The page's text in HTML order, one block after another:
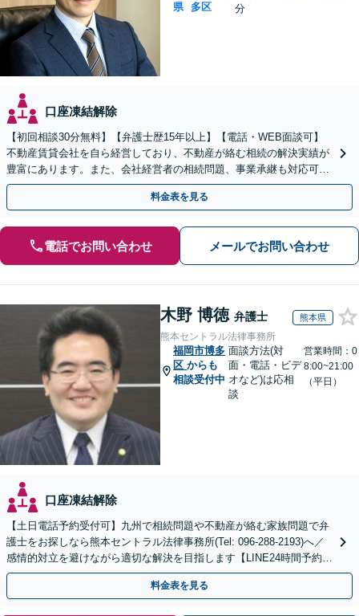
県
多区
分
口座凍結解除
【初回相談30分無料】【弁護士歴15年以上】【電話・WEB面談可】
不動産賃貸会社を自ら経営しており、不動産が絡む相続の解決実績が
豊富にあります。また、会社経営者の相続問題、事業承継も対応可能
です。有利な結果が得られるよう尽力いたします。
料金表を見る
電話でお問い合わせ メールでお問い合わせ
木野 博徳 弁護士 熊本県
熊本セントラル法律事務所
福岡市博多
区 からも
相談受付中
面談方法(対
面・電話・ビデ
オなど)は応相
談
営業時間：0
8:00~21:00
（平日）
口座凍結解除
【土日電話予約受付可】九州で相続問題や不動産が絡む家族問題で弁
護士をお探しなら熊本セントラル法律事務所(Tel: 096-288-2193)へ／
感情的対立を避けながら適切な解決を目指します【LINE24時間予約受
付可】【休日・夜間相談可】
料金表を見る